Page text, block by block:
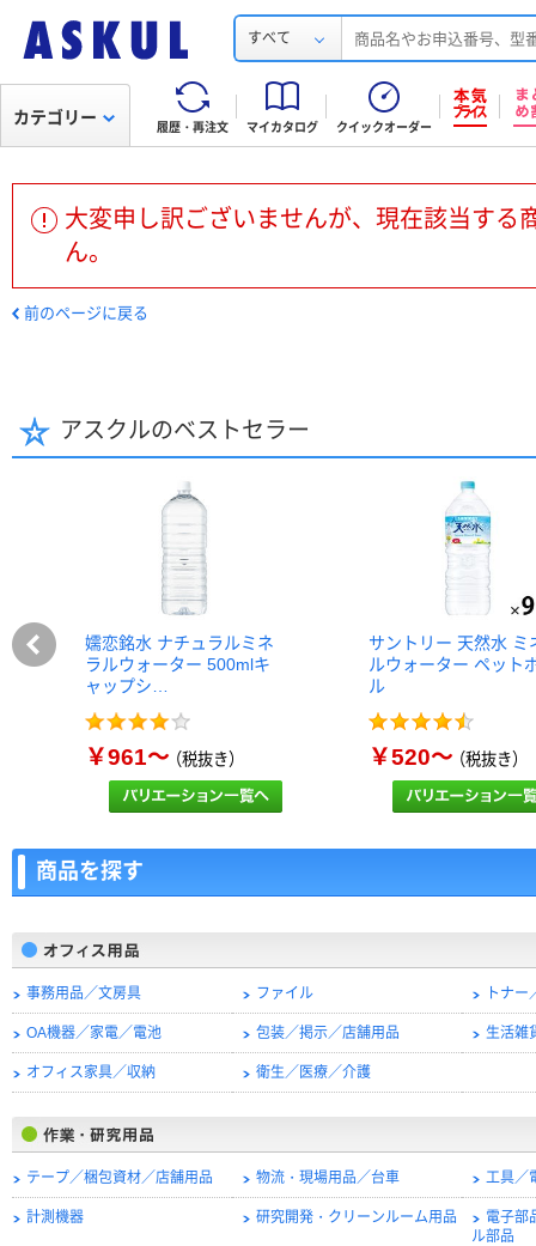
すべて
履歴・再注文 マイカタログ クイックオーダー
カテゴリー
大変申し訳ございませんが、現在該当する
ん。
前のページに戻る
アスクルのベストセラー
嬬恋銘水 ナチュラルミネ
ラルウォーター 500mlキ
ャップシ…
￥961～（税抜き）
サントリー 天然水 ミ
ルウォーター ペット
ル
￥520～（税抜き）
商品を探す
事務用品／文房具 ファイル トナ
OA機器／家電／電池 包装／掲示／店舗用品 生活雑
オフィス家具／収納 衛生／医療／介護
テープ／梱包資材／店舗用品 物流・現場用品／台車 工具／
計測機器 研究開発・クリーンルーム用品
電子部
ル部品